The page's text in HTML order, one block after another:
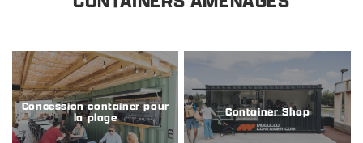
Concession container pour
la plage Container Shop